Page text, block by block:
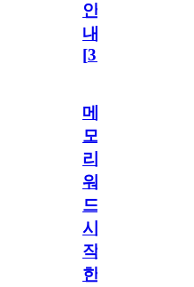
안
내
[31
메
모
리
워
드
시
작
한